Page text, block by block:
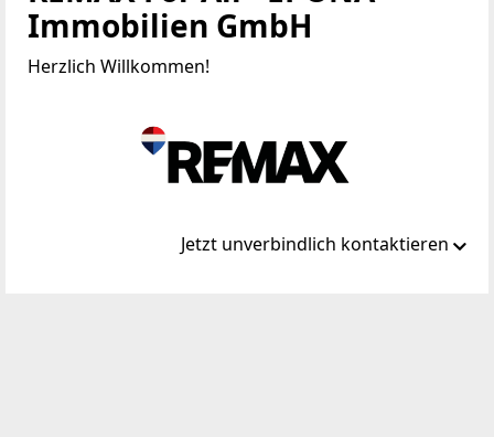
Immobilien GmbH
Herzlich Willkommen!
Jetzt unverbindlich kontaktieren